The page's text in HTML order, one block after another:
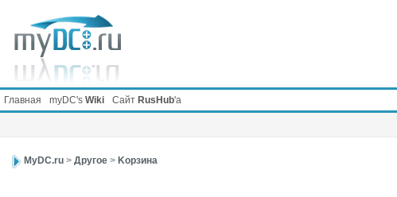
Главная myDC's Wiki Сайт RusHub'а
MyDC.ru >Другое > Kорзина